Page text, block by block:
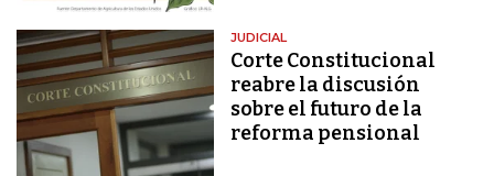
JUDICIAL
Corte Constitucional
reabre la discusión
sobre el futuro de la
reforma pensional